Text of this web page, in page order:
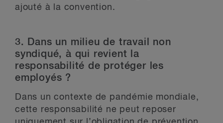
ajouté à la convention.
3. Dans un milieu de travail non
syndiqué, à qui revient la
responsabilité de protéger les
employés ?
Dans un contexte de pandémie mondiale,
cette responsabilité ne peut reposer